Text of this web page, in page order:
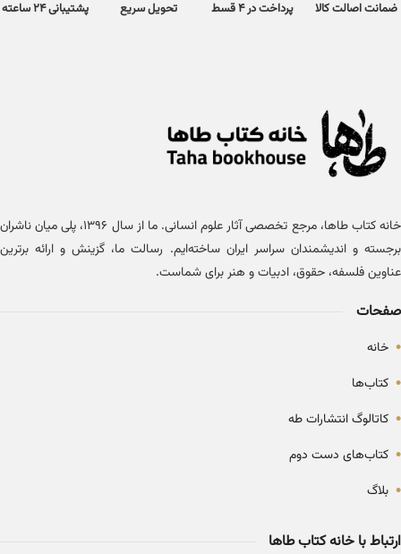
ضمانت اصالت کالا پرداخت در 4 قسط تحویل سریع پشتیبانی 24 ساعته
خانه کتاب طاها، مرجع تخصصی آثار علوم انسانی. ما از سال ۱۳۹۶، پلی میان ناشران
برجسته و اندیشمندان سراسر ایران ساخته‌ایم. رسالت ما، گزینش و ارائه برترین
عناوین فلسفه، حقوق، ادبیات و هنر برای شماست.
صفحات
• خانه
• کتاب‌ها
• کاتالوگ انتشارات طه
• کتاب‌های دست دوم
• بلاگ
ارتباط با خانه کتاب طاها